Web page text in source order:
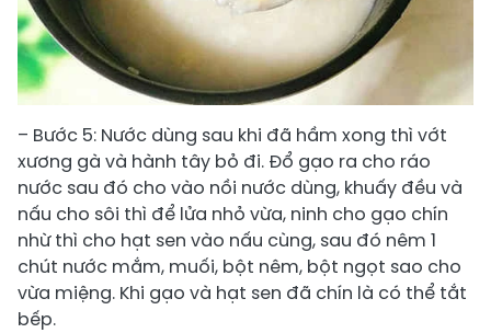
– Bước 5: Nước dùng sau khi đã hầm xong thì vớt
xương gà và hành tây bỏ đi. Đổ gạo ra cho ráo
nước sau đó cho vào nồi nước dùng, khuấy đều và
nấu cho sôi thì để lửa nhỏ vừa, ninh cho gạo chín
nhừ thì cho hạt sen vào nấu cùng, sau đó nêm 1
chút nước mắm, muối, bột nêm, bột ngọt sao cho
vừa miệng. Khi gạo và hạt sen đã chín là có thể tắt
bếp.